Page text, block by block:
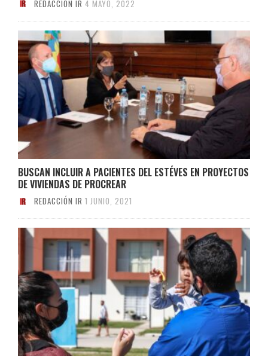
REDACCIÓN IR 4 MAYO, 2022
BUSCAN INCLUIR A PACIENTES DEL ESTÉVES EN PROYECTOS
DE VIVIENDAS DE PROCREAR
REDACCIÓN IR 1 JUNIO, 2021